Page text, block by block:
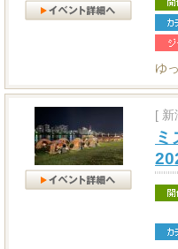
ゆ
[ 新